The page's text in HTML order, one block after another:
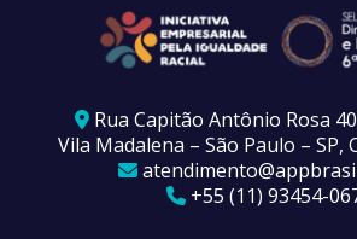
Rua Capitão Antônio Rosa
Vila Madalena – São Paulo – SP,
+55 (11) 93454-